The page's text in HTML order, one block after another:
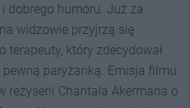
dobrego humoru. Już za
widzowie przyjrzą się
terapeuty, który zdecydował
paryżanką. Emisja filmu
reżyserii Chantala Akermana o